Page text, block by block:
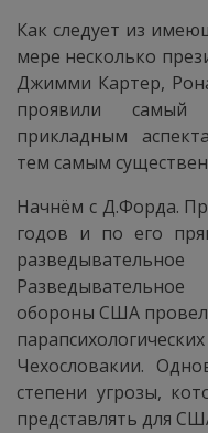
Как следует из
мере несколько
Джимми Картер,
проявили самый
прикладным
тем самым
Начнём с Д.Форда.
годов и по его
обороны США
Чехословакии.
степени угрозы,
представлять для